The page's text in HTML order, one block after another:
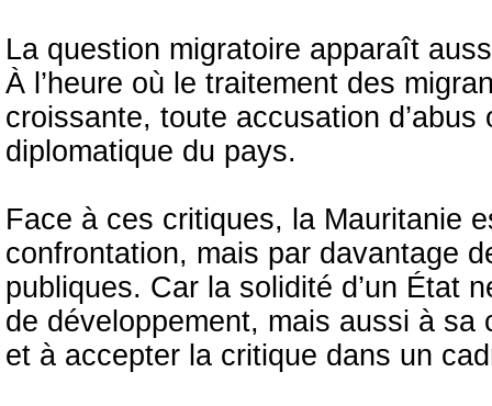
La question migratoire apparaît
À l’heure où le traitement des
croissante, toute accusation d’abus
diplomatique du pays.
Face à ces critiques, la Mauritanie
confrontation, mais par davantage
publiques. Car la solidité d’un État
de développement, mais aussi à
et à accepter la critique dans un